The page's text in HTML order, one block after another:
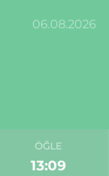
06.08.2026
ÖĞLE
13:09